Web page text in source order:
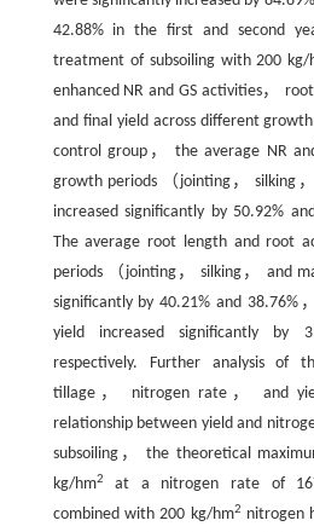
42.88% in the first and second
treatment of subsoiling with 200 kg/
enhanced NR and GS activities，
and final yield across different
control group， the average NR
growth periods （jointing， silking
increased significantly by 50.92%
The average root length and root
periods （jointing， silking， and
significantly by 40.21% and
yield increased significantly by
respectively. Further analysis of
tillage， nitrogen rate， and
relationship between yield and
subsoiling， the theoretical
kg/hm2 at a nitrogen rate of
combined with 200 kg/hm2 nitrogen